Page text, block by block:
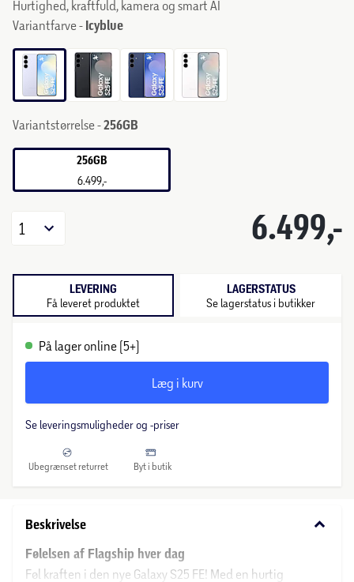
Hurtighed, kraftfuld, kamera og smart AI
Variantfarve - Icyblue
Variantstørrelse -256GB
256GB
6.499,-
6.499,-
1
LEVERING
Få leveret produktet
LAGERSTATUS
Se lagerstatus i butikker
På lager online (5+)
Læg i kurv
Se leveringsmuligheder og -priser
Ubegrænset returret Byt i butik
Beskrivelse keyboard_arrow_down
Følelsen af Flagship hver dag
Føl kraften i den nye Galaxy S25 FE! Med en hurtig